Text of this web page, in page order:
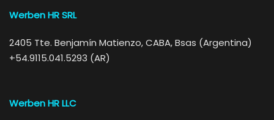
Werben HR SRL
2405 Tte. Benjamín Matienzo, CABA, Bsas (Argentina)
+54.9115.041.5293 (AR)
Werben HR LLC